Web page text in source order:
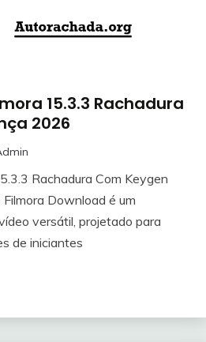
15.3.3 Rachadura
2026
Rachadura Com Keygen
Download é um
versátil, projetado para
de iniciantes